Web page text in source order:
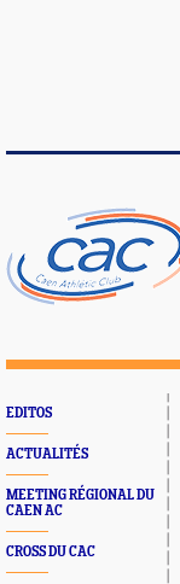
EDITOS
ACTUALITÉS
MEETING RÉGIONAL DU
CAEN AC
CROSS DU CAC